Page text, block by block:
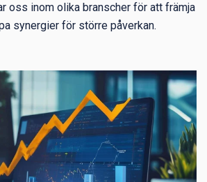
oss inom olika branscher för att främja
synergier för större påverkan.